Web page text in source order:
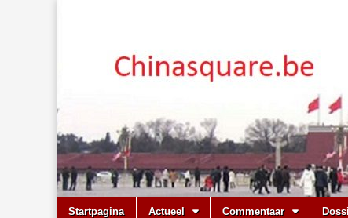
Main
Skip
Startpagina Actueel Commentaar